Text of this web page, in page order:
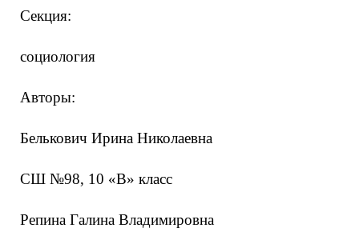
Секция:
социология
Авторы:
Белькович Ирина Николаевна
СШ №98, 10 «В» класс
Репина Галина Владимировна